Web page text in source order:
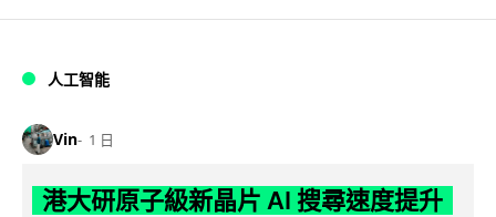
人工智能
Vin 1 日
港大研原子級新晶片 AI 搜尋速度提升